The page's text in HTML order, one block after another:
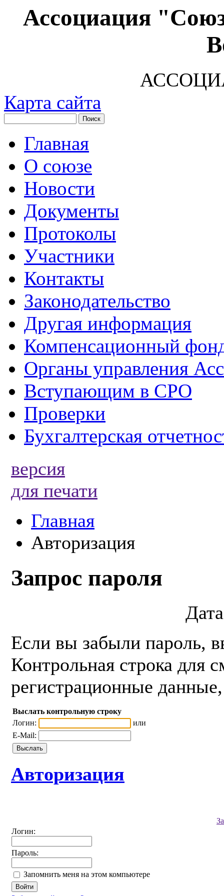
Ассоциация
Карта сайта
Главная
О союзе
Новости
Документы
Протоколы
Участники
Контакты
Законодательство
Другая информация
Компенсационный
Органы управления
Вступающим в СРО
Проверки
Бухгалтерская
версия
для печати
Главная
Авторизация
Запрос пароля
Если вы забыли пароль,
Контрольная строка для
регистрационные
Выслать контрольную строку
Логин:
или
E-Mail:
Авторизация
Логин:
Пароль:
Запомнить меня на этом компьютере